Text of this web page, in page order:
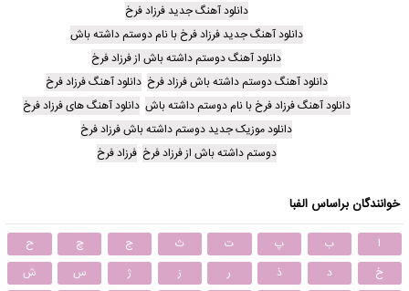
دانلود آهنگ جدید فرزاد فرخ
دانلود آهنگ جدید فرزاد فرخ با نام دوستم داشته باش
دانلود آهنگ دوستم داشته باش از فرزاد فرخ
دانلود آهنگ دوستم داشته باش فرزاد فرخ دانلود آهنگ فرزاد فرخ
دانلود آهنگ فرزاد فرخ با نام دوستم داشته باش دانلود آهنگ های فرزاد فرخ
دانلود موزیک جدید دوستم داشته باش فرزاد فرخ
دوستم داشته باش از فرزاد فرخ فرزاد فرخ
خوانندگان براساس الفبا
ا ب پ ت ث ج چ
ح
خ
د ذ ر ز ژ س
ش